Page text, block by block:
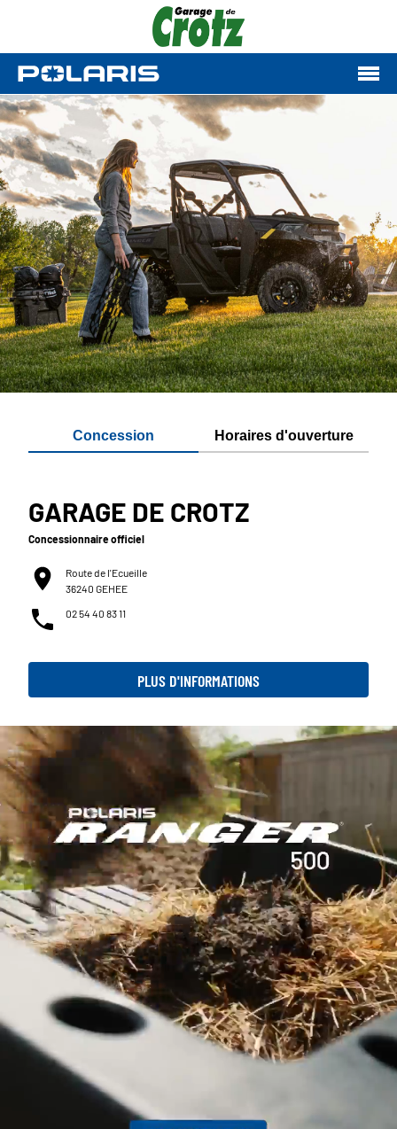
Concession Horaires d'ouverture
GARAGE DE CROTZ
Concessionnaire officiel
Route de l'Ecueille
36240 GEHEE
02 54 40 83 11
PLUS D'INFORMATIONS